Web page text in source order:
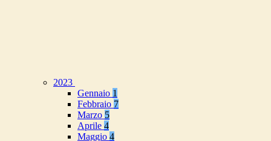
2023
Gennaio 1
Febbraio 7
Marzo 5
Aprile 4
Maggio 4